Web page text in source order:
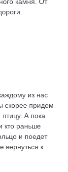
из нас
скорее придем
А пока
кто раньше
и поедет
вернуться к